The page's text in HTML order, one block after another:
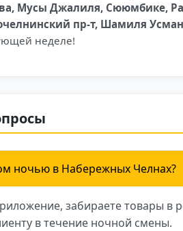
Мусы Джалиля, Сююмбике,
пр-т, Шамиля
неделе!
ночью в Набережных Челнах?
забираете товары в
в течение ночной смены.